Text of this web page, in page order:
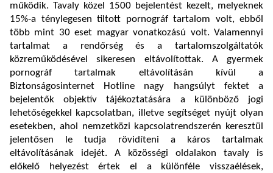
működik. Tavaly közel 1500 bejelentést kezelt, melyeknek
15%-a ténylegesen tiltott pornográf tartalom volt, ebből
több mint 30 eset magyar vonatkozású volt. Valamennyi
tartalmat a rendőrség és a tartalomszolgáltatók
közreműködésével sikeresen eltávolítottak. A gyermek
pornográf tartalmak eltávolításán kívül a
Biztonságosinternet Hotline nagy hangsúlyt fektet a
bejelentők objektív tájékoztatására a különböző jogi
lehetőségekkel kapcsolatban, illetve segítséget nyújt olyan
esetekben, ahol nemzetközi kapcsolatrendszerén keresztül
jelentősen le tudja rövidíteni a káros tartalmak
eltávolításának idejét. A közösségi oldalakon tavaly is
előkelő helyezést értek el a különféle visszaélések,